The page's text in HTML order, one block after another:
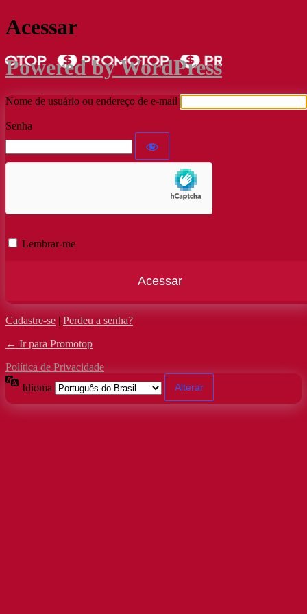
Acessar
Powered by WordPress
Nome de usuário ou endereço de e-mail
Senha
Lembrar-me
Cadastre-se | Perdeu a senha?
← Ir para Promotop
Política de Privacidade
Idioma